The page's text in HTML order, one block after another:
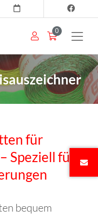
0
für
Speziell für
bequem